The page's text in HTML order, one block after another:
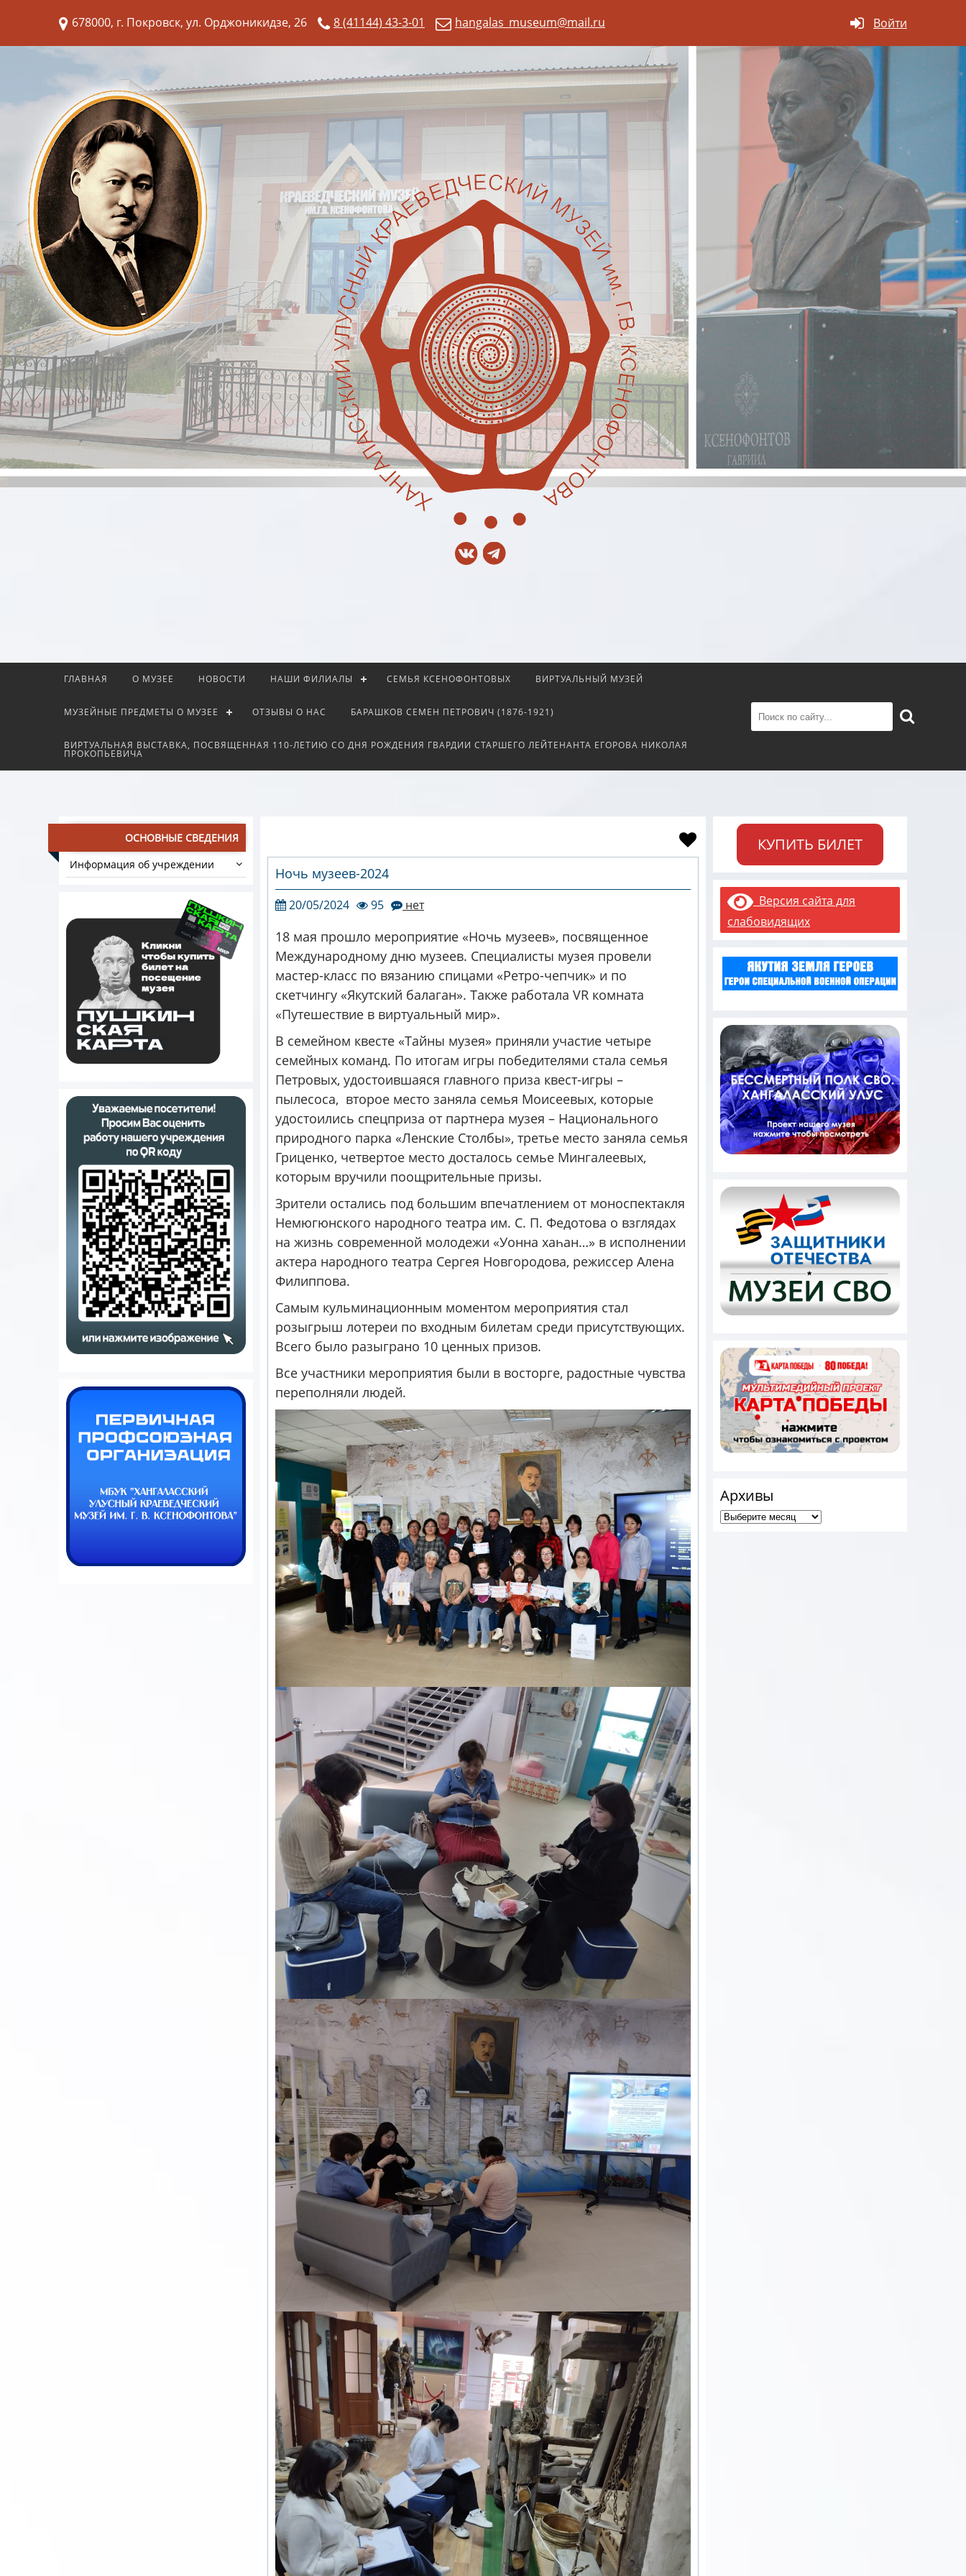
678000, г. Покровск, ул. Орджоникидзе, 26 8 (41144) 43-3-01 hangalas_museum@mail.ru Войти
ГЛАВНАЯ О МУЗЕЕ НОВОСТИ НАШИ ФИЛИАЛЫ СЕМЬЯ КСЕНОФОНТОВЫХ ВИРТУАЛЬНЫЙ МУЗЕЙ
МУЗЕЙНЫЕ ПРЕДМЕТЫ О МУЗЕЕ ОТЗЫВЫ О НАС БАРАШКОВ СЕМЕН ПЕТРОВИЧ (1876-1921)
ВИРТУАЛЬНАЯ ВЫСТАВКА, ПОСВЯЩЕННАЯ 110-ЛЕТИЮ СО ДНЯ РОЖДЕНИЯ ГВАРДИИ СТАРШЕГО ЛЕЙТЕНАНТА ЕГОРОВА НИКОЛАЯ
ПРОКОПЬЕВИЧА
ОСНОВНЫЕ СВЕДЕНИЯ
Информация об учреждении
Ночь музеев-2024
20/05/2024 95 нет
18 мая прошло мероприятие «Ночь музеев», посвященное
Международному дню музеев. Специалисты музея провели
мастер-класс по вязанию спицами «Ретро-чепчик» и по
скетчингу «Якутский балаган». Также работала VR комната
«Путешествие в виртуальный мир».
В семейном квесте «Тайны музея» приняли участие четыре
семейных команд. По итогам игры победителями стала семья
Петровых, удостоившаяся главного приза квест-игры –
пылесоса, второе место заняла семья Моисеевых, которые
удостоились спецприза от партнера музея – Национального
природного парка «Ленские Столбы», третье место заняла семья
Гриценко, четвертое место досталось семье Мингалеевых,
которым вручили поощрительные призы.
Зрители остались под большим впечатлением от моноспектакля
Немюгюнского народного театра им. С. П. Федотова о взглядах
на жизнь современной молодежи «Уонна хаһан…» в исполнении
актера народного театра Сергея Новгородова, режиссер Алена
Филиппова.
Самым кульминационным моментом мероприятия стал
розыгрыш лотереи по входным билетам среди присутствующих.
Всего было разыграно 10 ценных призов.
Все участники мероприятия были в восторге, радостные чувства
переполняли людей.
КУПИТЬ БИЛЕТ
Версия сайта для
слабовидящих
Архивы